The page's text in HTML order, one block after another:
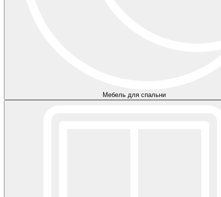
Мебель для спальни